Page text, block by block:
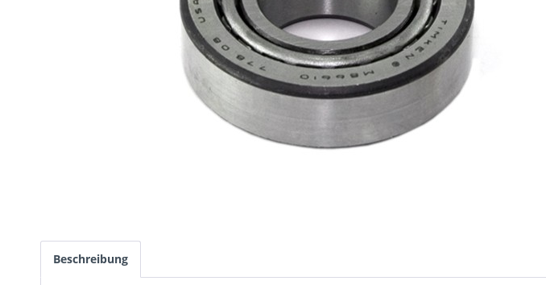
Beschreibung